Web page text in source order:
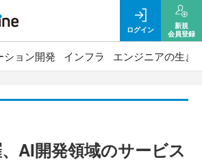
ログイン
新規
会員登録
ション開発 インフラ エンジニアの生き
AI開発領域のサービス